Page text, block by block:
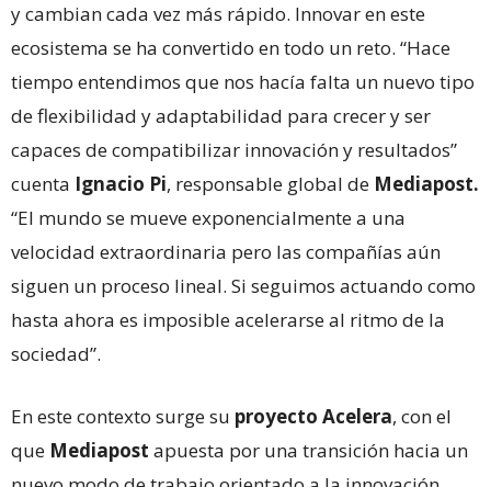
y cambian cada vez más rápido. Innovar en este
ecosistema se ha convertido en todo un reto. “Hace
tiempo entendimos que nos hacía falta un nuevo tipo
de flexibilidad y adaptabilidad para crecer y ser
capaces de compatibilizar innovación y resultados”
cuenta Ignacio Pi, responsable global de Mediapost.
“El mundo se mueve exponencialmente a una
velocidad extraordinaria pero las compañías aún
siguen un proceso lineal. Si seguimos actuando como
hasta ahora es imposible acelerarse al ritmo de la
sociedad”.
En este contexto surge su proyecto Acelera, con el
que Mediapost apuesta por una transición hacia un